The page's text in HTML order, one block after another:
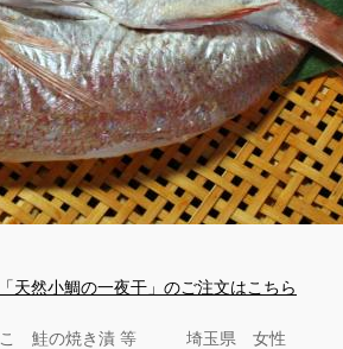
「天然小鯛の一夜干」のご注文はこちら
こ 鮭の焼き漬 等 埼玉県 女性